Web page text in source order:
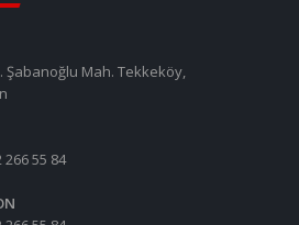
Şabanoğlu Mah. Tekkeköy,
266 55 84